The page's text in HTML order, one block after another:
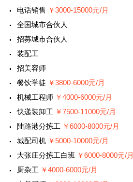
电话销售 ￥3000-15000元/月
全国城市合伙人
招募城市合伙人
装配工
招美容师
餐饮学徒 ￥3800-6000元/月
机械工程师 ￥4000-6000元/月
快递装卸工 ￥7500-11000元/月
陆路港分拣工 ￥6000-8000元/月
城配司机 ￥5000-10000元/月
大张庄分拣工白班 ￥6000-8000元/月
厨杂工 ￥4000-6000元/月